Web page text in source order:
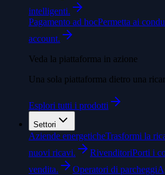
intelligenti.
Pagamento ad hocPermetta ai
account.
Veda la piattaforma in azione
Una sola piattaforma dietro una
Esplori tutti i prodotti
Settori
Aziende energeticheTrasformi la
nuovi ricavi.
RivenditoriPorti i
vendita.
Operatori di parcheggi